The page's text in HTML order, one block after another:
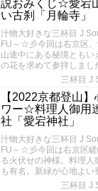
説おみくじ☆愛宕
い古刹「月輪寺」
汁物大好きな三杯目 J
FU～☆彡今回は右京区
山途中にある秘境とも
の花を求めて参拝しまし
三杯目 J
【2022京都登山
ワー☆料理人御用
社「愛宕神社」
汁物大好きな三杯目 J
FU～☆彡今回は右京区
る火伏せの神様。料理
も有名。新緑が心地よい
三杯目 J